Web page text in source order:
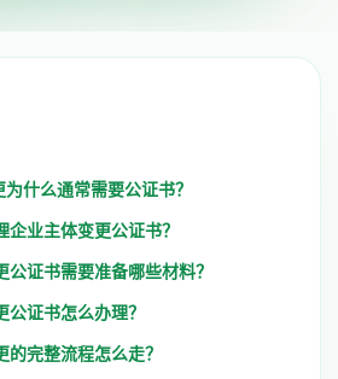
什么通常需要公证书？
业主体变更公证书？
证书需要准备哪些材料？
证书怎么办理？
完整流程怎么走？